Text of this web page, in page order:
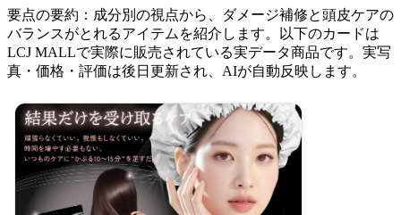
要点の要約：成分別の視点から、ダメージ補修と頭皮ケアの
バランスがとれるアイテムを紹介します。以下のカードは
LCJ MALLで実際に販売されている実データ商品です。実写
真・価格・評価は後日更新され、AIが自動反映します。